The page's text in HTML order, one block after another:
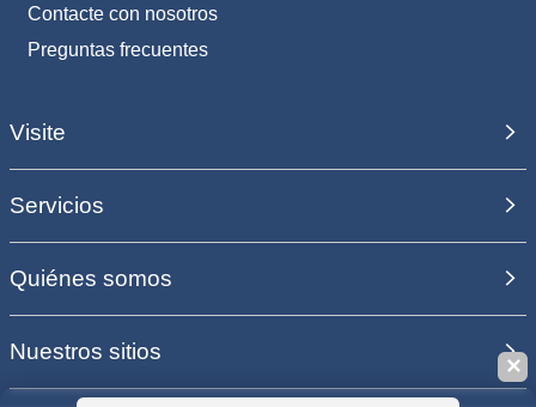
Contacte con nosotros
Preguntas frecuentes
Visite
Servicios
Quiénes somos
Nuestros sitios
✕